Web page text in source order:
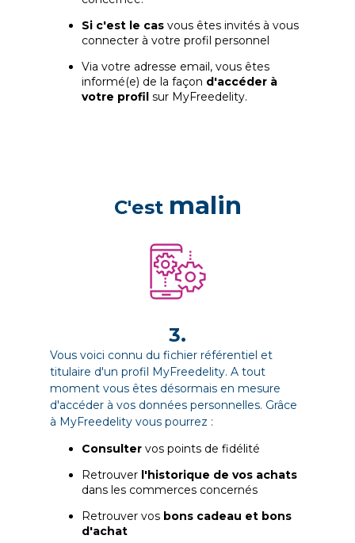
Si c'est le cas vous êtes invités à vous
connecter à votre profil personnel
Via votre adresse email, vous êtes
informé(e) de la façon d'accéder à
votre profil sur MyFreedelity.
C'est malin
3.
Vous voici connu du fichier référentiel et
titulaire d'un profil MyFreedelity. A tout
moment vous êtes désormais en mesure
d'accéder à vos données personnelles. Grâce
à MyFreedelity vous pourrez :
Consulter vos points de fidélité
Retrouver l'historique de vos achats
dans les commerces concernés
Retrouver vos bons cadeau et bons
d'achat